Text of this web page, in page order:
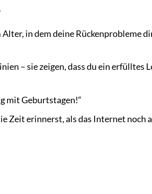
in dem deine Rückenprobleme
– sie zeigen, dass du ein erfülltes
mit Geburtstagen!“
Zeit erinnerst, als das Internet noch